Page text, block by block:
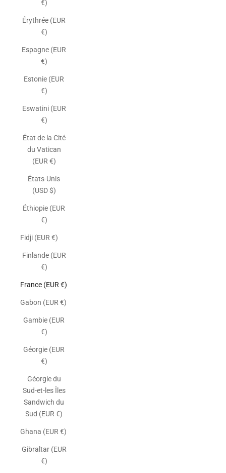
€)
Érythrée (EUR
€)
Espagne (EUR
€)
Estonie (EUR
€)
Eswatini (EUR
€)
État de la Cité
du Vatican
(EUR €)
États-Unis
(USD $)
Éthiopie (EUR
€)
Fidji (EUR €)
Finlande (EUR
€)
France (EUR €)
Gabon (EUR €)
Gambie (EUR
€)
Géorgie (EUR
€)
Géorgie du
Sud-et-les Îles
Sandwich du
Sud (EUR €)
Ghana (EUR €)
Gibraltar (EUR
€)